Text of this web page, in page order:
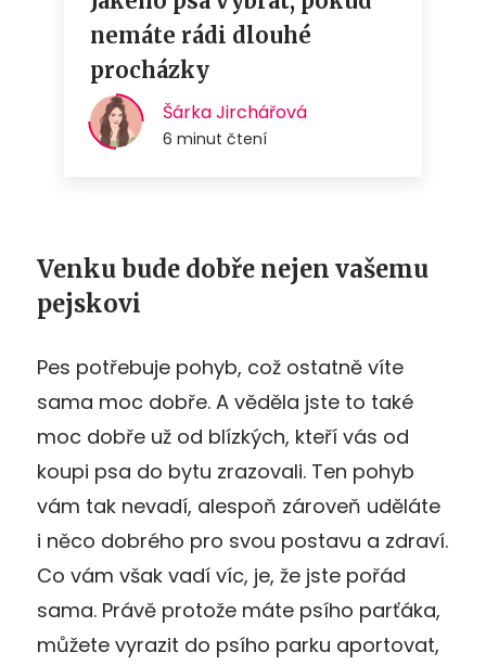
Venku bude dobře nejen vašemu
pejskovi
Pes potřebuje pohyb, což ostatně víte
sama moc dobře. A věděla jste to také
moc dobře už od blízkých, kteří vás od
koupi psa do bytu zrazovali. Ten pohyb
vám tak nevadí, alespoň zároveň uděláte
i něco dobrého pro svou postavu a zdraví.
Co vám však vadí víc, je, že jste pořád
sama. Právě protože máte psího parťáka,
můžete vyrazit do psího parku aportovat,